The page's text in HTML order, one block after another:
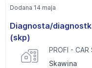
Diagnosta/
(skp)
PROFI -
Skawina
Dodana 14 maja